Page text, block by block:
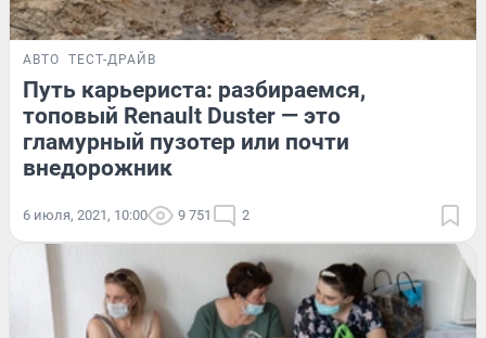
АВТО ТЕСТ-ДРАЙВ
Путь карьериста: разбираемся,
топовый Renault Duster — это
гламурный пузотер или почти
внедорожник
6 июля, 2021, 10:00 9 751 2